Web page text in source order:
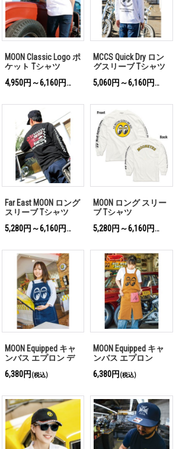
MOON Classic Logo ポ
ケット Tシャツ
4,950円～6,160円
(税込)
MCCS Quick Dry ロン
グスリーブ Tシャツ
5,060円～6,160円
(税込)
Far East MOON ロング
スリーブ Tシャツ
5,280円～6,160円
(税込)
MOON ロング スリー
ブ Tシャツ
5,280円～6,160円
(税込)
MOON Equipped キャ
ンバス エプロン デ
6,380円 (税込)
MOON Equipped キャ
ンバス エプロン
6,380円 (税込)